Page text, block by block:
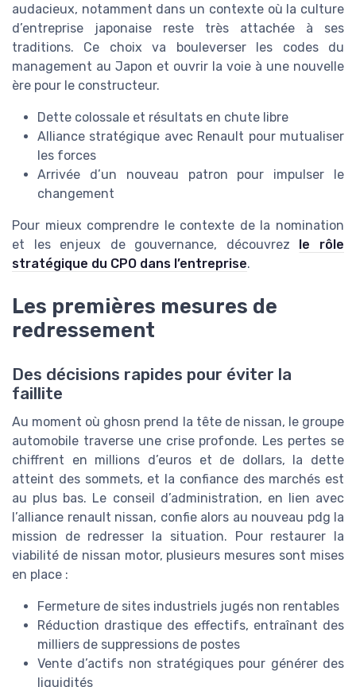
audacieux, notamment dans un contexte où la culture
d’entreprise japonaise reste très attachée à ses
traditions. Ce choix va bouleverser les codes du
management au Japon et ouvrir la voie à une nouvelle
ère pour le constructeur.
Dette colossale et résultats en chute libre
Alliance stratégique avec Renault pour mutualiser
les forces
Arrivée d’un nouveau patron pour impulser le
changement
Pour mieux comprendre le contexte de la nomination
et les enjeux de gouvernance, découvrez le rôle
stratégique du CPO dans l’entreprise.
Les premières mesures de
redressement
Des décisions rapides pour éviter la
faillite
Au moment où ghosn prend la tête de nissan, le groupe
automobile traverse une crise profonde. Les pertes se
chiffrent en millions d’euros et de dollars, la dette
atteint des sommets, et la confiance des marchés est
au plus bas. Le conseil d’administration, en lien avec
l’alliance renault nissan, confie alors au nouveau pdg la
mission de redresser la situation. Pour restaurer la
viabilité de nissan motor, plusieurs mesures sont mises
en place :
Fermeture de sites industriels jugés non rentables
Réduction drastique des effectifs, entraînant des
milliers de suppressions de postes
Vente d’actifs non stratégiques pour générer des
liquidités